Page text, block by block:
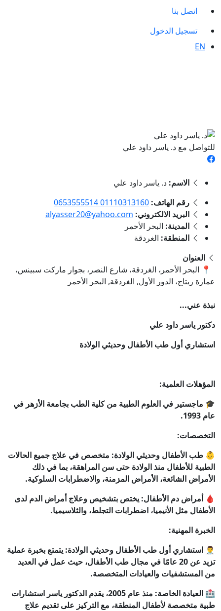
اتصل بنا
تسجيل الدخول
EN
للتواصل مع د. ياسر داود علي
الاسم: د. ياسر داود علي
رقم الهاتف: 01110313160 0653555514
البريد الالكتروني: alyasser20@yahoo.com
المدينة: البحر الأحمر
المنطقة: الغردقة
العنوان
📍 البحر الأحمر، الغردقة، شارع النصر، بجوار ماركت سبينس،
عمارة ريتاج، الدور الأول, الغردقة, البحر الأحمر
نبذة عني...
دكتور ياسر داود علي
استشاري أول طب الأطفال وحديثي الولادة
المؤهلات العلمية:
🎓 ماجستير في العلوم الطبية من كلية الطب بجامعة الأزهر في
عام 1993.
التخصصات:
👶 طب الأطفال وحديثي الولادة: متخصص في علاج جميع الحالات
الطبية للأطفال منذ الولادة حتى سن المراهقة، بما في ذلك
الأمراض الشائعة، الأمراض المزمنة، والاضطرابات السلوكية.
🩸 أمراض دم الأطفال: يختص بتشخيص وعلاج أمراض الدم لدى
الأطفال مثل الأنيميا، اضطرابات التجلط، والثلاسيميا.
الخبرة المهنية:
👨‍⚕️ استشاري أول طب الأطفال وحديثي الولادة: يتمتع بخبرة عملية
تزيد عن 20 عامًا في مجال طب الأطفال، حيث عمل في العديد
من المستشفيات والعيادات المتخصصة.
🏥 العيادة الخاصة: منذ عام 2005، يقدم الدكتور ياسر استشارات
طبية متخصصة لأطفال المنطقة، مع التركيز على تقديم علاج